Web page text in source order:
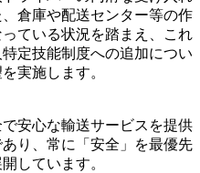
倉庫や配送センター等の作
ている状況を踏まえ、これ
定技能制度への追加につい
実施します。
安心な輸送サービスを提供
り、常に「安全」を最優先
しています。